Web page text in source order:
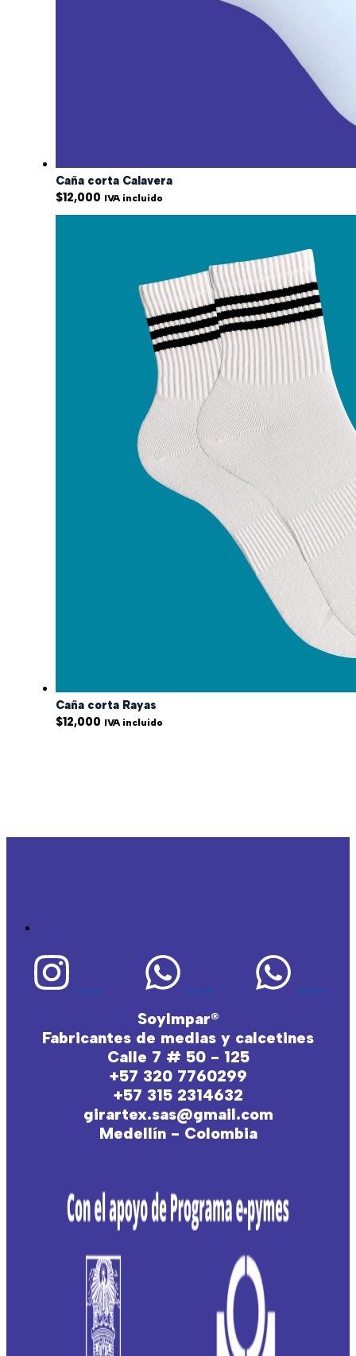
Caña corta Calavera
$12,000 IVA incluido
Caña corta Rayas
$12,000 IVA incluido
Instagram WhatsApp WhatsApp
SoyImpar®
Fabricantes de medias y calcetines
Calle 7 # 50 - 125
+57 320 7760299
+57 315 2314632
girartex.sas@gmail.com
Medellín - Colombia